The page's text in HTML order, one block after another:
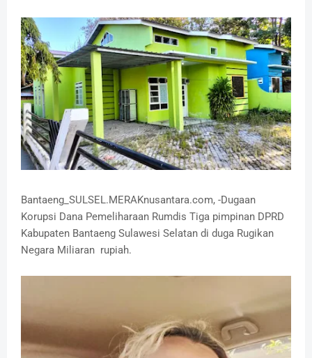
Bantaeng_SULSEL.MERAKnusantara.com, -Dugaan
Korupsi Dana Pemeliharaan Rumdis Tiga pimpinan DPRD
Kabupaten Bantaeng Sulawesi Selatan di duga Rugikan
Negara Miliaran rupiah.